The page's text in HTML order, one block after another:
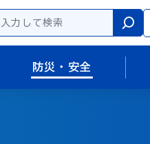
検索
防災・安全